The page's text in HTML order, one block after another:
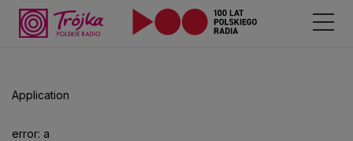
Application
error: a
aby
odtwarzać.